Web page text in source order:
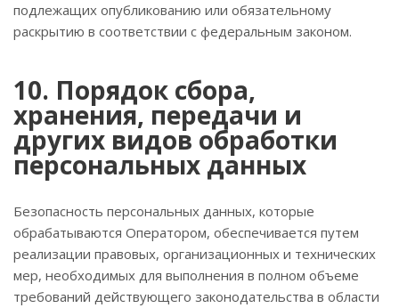
подлежащих опубликованию или обязательному
раскрытию в соответствии с федеральным законом.
10. Порядок сбора,
хранения, передачи и
других видов обработки
персональных данных
Безопасность персональных данных, которые
обрабатываются Оператором, обеспечивается путем
реализации правовых, организационных и технических
мер, необходимых для выполнения в полном объеме
требований действующего законодательства в области